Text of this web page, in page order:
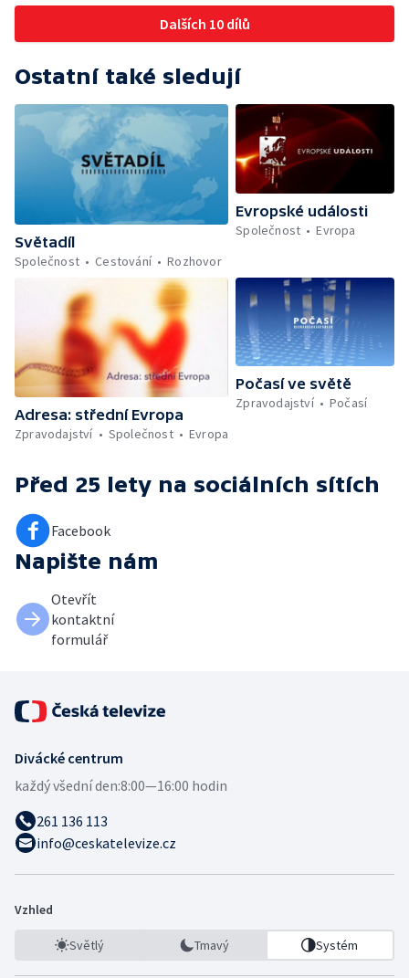
Dalších 10 dílů
Ostatní také sledují
Světadíl
Společnost
Cestování Rozhovor
Evropské události
Společnost
Evropa
Adresa: střední Evropa
Zpravodajství
Společnost Evropa
Počasí ve světě
Zpravodajství
Počasí
Před 25 lety na sociálních sítích
Facebook
Napište nám
Otevřít
kontaktní
formulář
Divácké centrum
každý všední den:8:00—16:00 hodin
261 136 113
info@ceskatelevize.cz
Vzhled
Světlý Tmavý Systém